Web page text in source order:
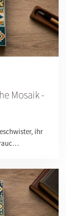
Mosaik -
ihr